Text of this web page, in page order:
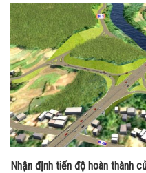
Nhận định tiến độ hoàn thành